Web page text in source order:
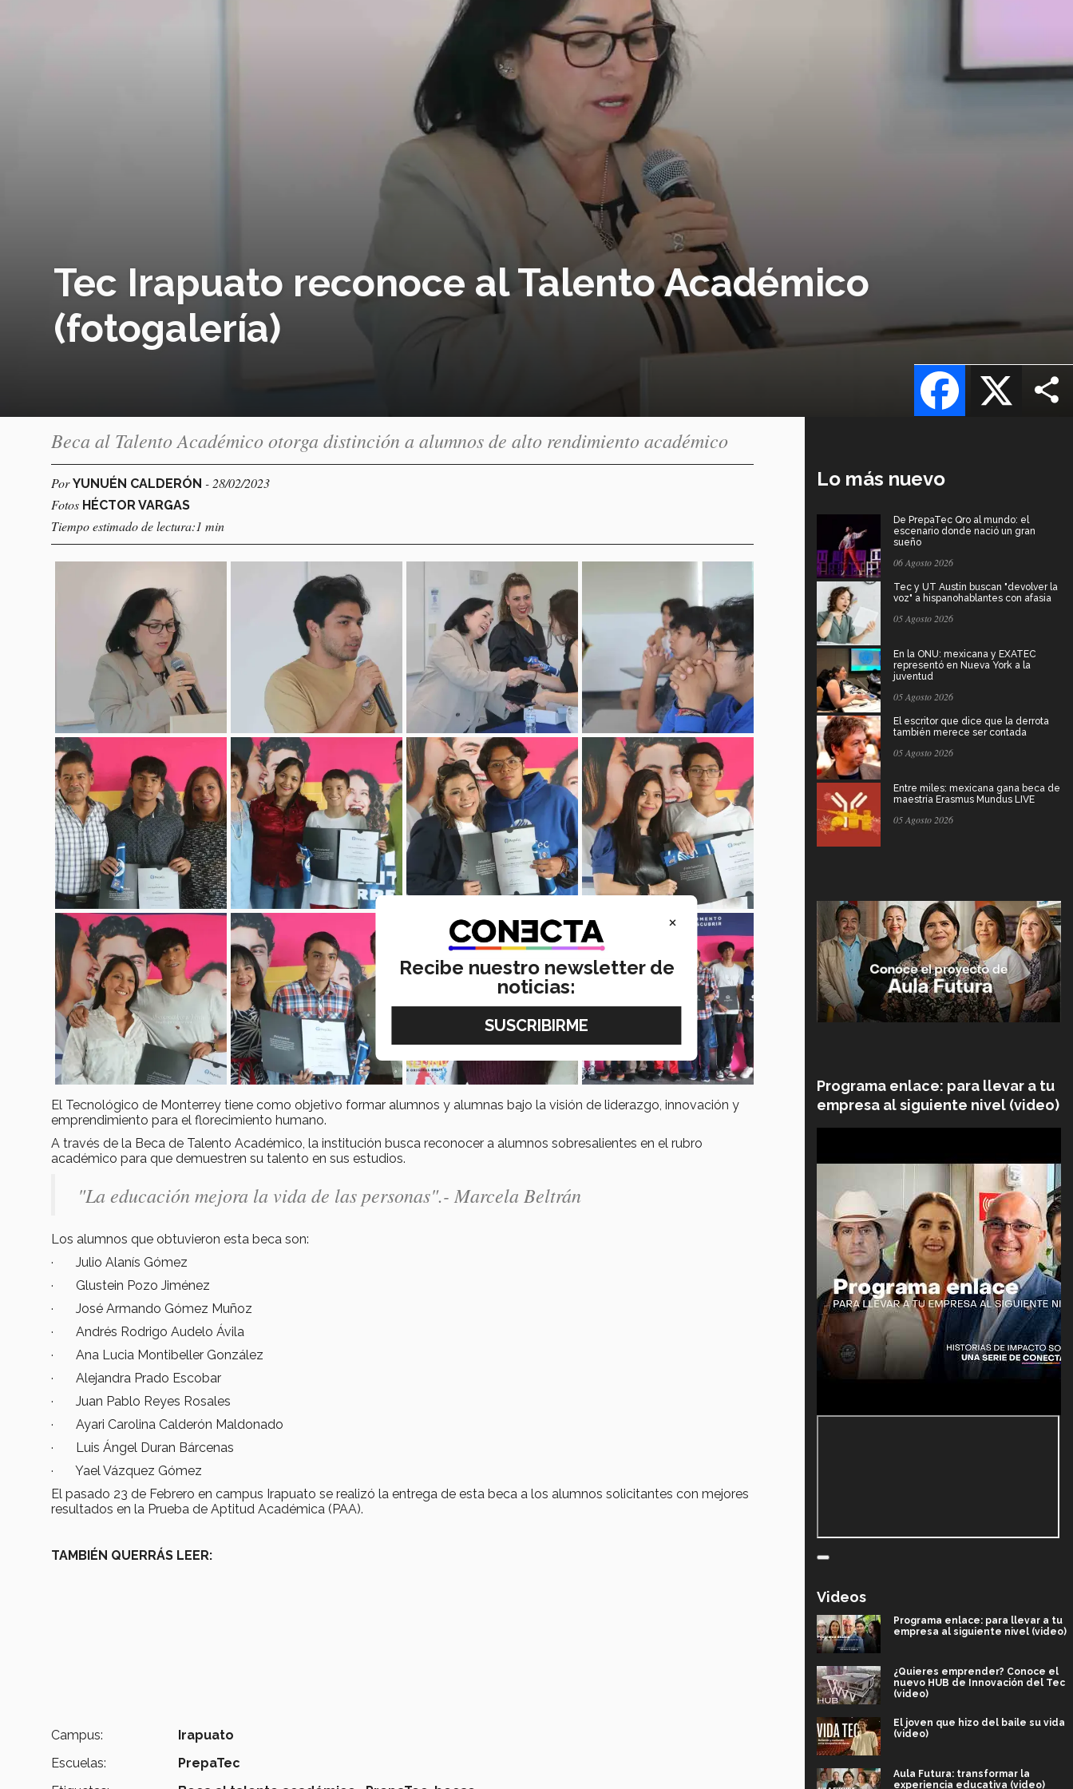
Tec Irapuato reconoce al Talento Académico
(fotogalería)
X
Facebook
Beca al Talento Académico otorga distinción a alumnos de alto rendimiento académico
PorYUNUÉN CALDERÓN - 28/02/2023
Fotos HÉCTOR VARGAS
Tiempo estimado de lectura:1 min
El Tecnológico de Monterrey tiene como objetivo formar alumnos y alumnas bajo la visión de liderazgo, innovación y
emprendimiento para el florecimiento humano.
A través de la Beca de Talento Académico, la institución busca reconocer a alumnos sobresalientes en el rubro
académico para que demuestren su talento en sus estudios.
"La educación mejora la vida de las personas".- Marcela Beltrán
Los alumnos que obtuvieron esta beca son:
· Julio Alanís Gómez
· Glustein Pozo Jiménez
· José Armando Gómez Muñoz
· Andrés Rodrigo Audelo Ávila
· Ana Lucia Montibeller González
· Alejandra Prado Escobar
· Juan Pablo Reyes Rosales
· Ayari Carolina Calderón Maldonado
· Luis Ángel Duran Bárcenas
· Yael Vázquez Gómez
El pasado 23 de Febrero en campus Irapuato se realizó la entrega de esta beca a los alumnos solicitantes con mejores
resultados en la Prueba de Aptitud Académica (PAA).
TAMBIÉN QUERRÁS LEER:
Campus:
Irapuato
Escuelas:
PrepaTec
Lo más nuevo
De PrepaTec Qro al mundo: el
escenario donde nació un gran
sueño
06 Agosto 2026
Tec y UT Austin buscan "devolver la
voz" a hispanohablantes con afasia
05 Agosto 2026
En la ONU: mexicana y EXATEC
representó en Nueva York a la
juventud
05 Agosto 2026
El escritor que dice que la derrota
también merece ser contada
05 Agosto 2026
Entre miles: mexicana gana beca de
maestría Erasmus Mundus LIVE
05 Agosto 2026
Programa enlace: para llevar a tu
empresa al siguiente nivel (video)
Videos
Programa enlace: para llevar a tu
empresa al siguiente nivel (video)
¿Quieres emprender? Conoce el
nuevo HUB de Innovación del Tec
(video)
El joven que hizo del baile su vida
(video)
Aula Futura: transformar la
experiencia educativa (video)
×
Recibe nuestro newsletter de
noticias: